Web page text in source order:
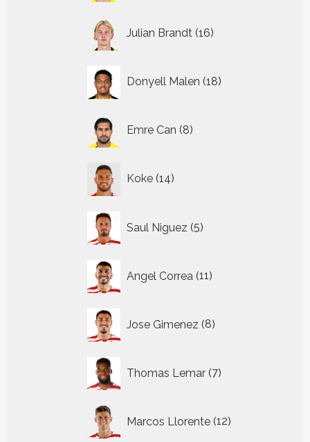
Julian Brandt 16
producten
Donyell Malen 18
producten
Emre Can 8
producten
Koke 14
producten
Saul Niguez 5
producten
Angel Correa 11
producten
Jose Gimenez 8
producten
Thomas Lemar 7
producten
Marcos Llorente 12
producten